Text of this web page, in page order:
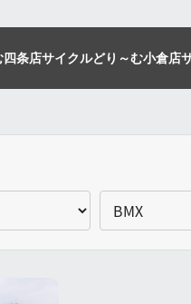
四条店サイクルどり～む小倉店